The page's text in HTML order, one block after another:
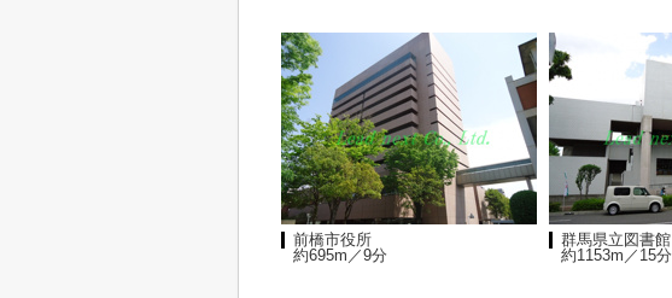
前橋市役所
約695m／9分
群馬県立図書館
約1153m／15分